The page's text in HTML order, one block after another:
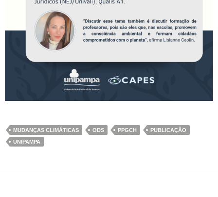
MUDANÇAS CLIMÁTICAS ODS PPGCH
PUBLICAÇÃO
UNIPAMPA